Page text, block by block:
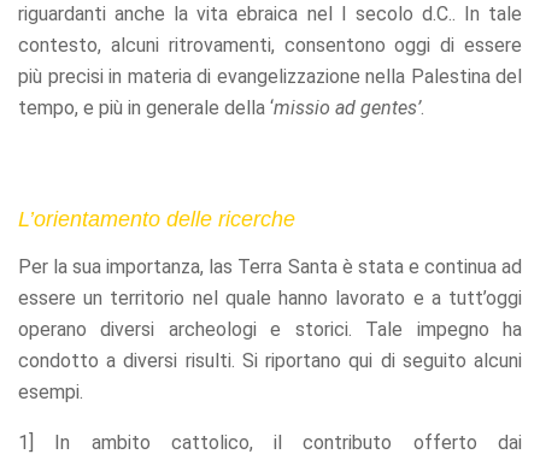
riguardanti anche la vita ebraica nel I secolo d.C.. In tale
contesto, alcuni ritrovamenti, consentono oggi di essere
più precisi in materia di evangelizzazione nella Palestina del
tempo, e più in generale della ‘missio ad gentes’.
L’orientamento delle ricerche
Per la sua importanza, las Terra Santa è stata e continua ad
essere un territorio nel quale hanno lavorato e a tutt’oggi
operano diversi archeologi e storici. Tale impegno ha
condotto a diversi risulti. Si riportano qui di seguito alcuni
esempi.
1] In ambito cattolico, il contributo offerto dai
some
functionality
will
disappear
from the
Marketing
your
and
behavior as
you visit our
site, you
increase the
seeing